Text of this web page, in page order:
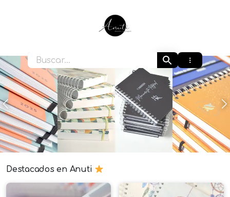
Anterior
Destacados en Anuti